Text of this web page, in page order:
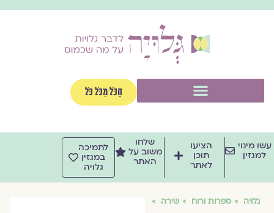
הַכֹּל מִכֹּל כֹּל
מינוי
למגזין
הציעו
תוכן
לאתר
שלחו
משוב על
האתר
לתמיכה
במגזין
גלויה
גלויה ספרות ורוח שירה